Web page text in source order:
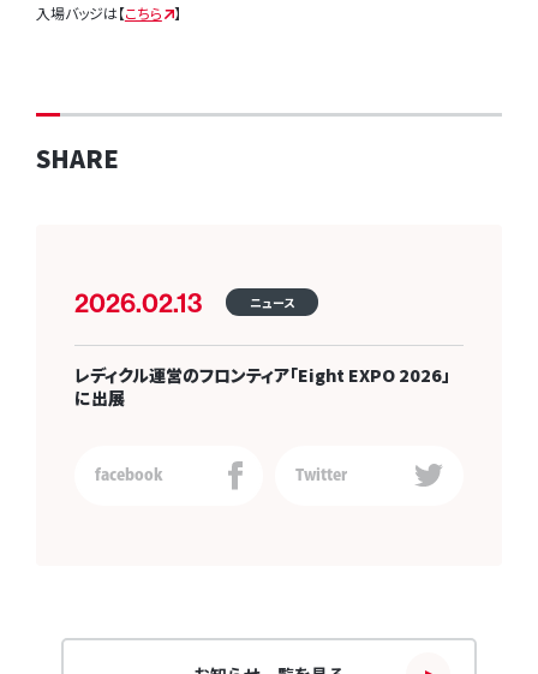
入場バッジは【こちら 】
SHARE
2026.02.13 ニュース
レディクル運営のフロンティア「Eight EXPO 2026」
に出展
facebook Twitter